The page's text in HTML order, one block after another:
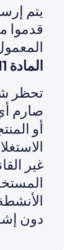
يتم
قدموا
المادة 11: المحتوى المحظور
صارم
أو
غير
دون